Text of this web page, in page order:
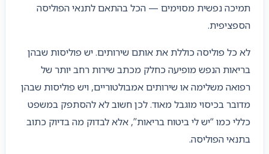
תמיכה נפשית מסוימים — הכל בהתאם לתנאי הפוליסה
הספציפית.
לא כל פוליסה כוללת את אותם שירותים. יש פוליסות שבהן
בריאות הנפש מופיעה כחלק מכתב שירות רחב יותר של
רפואה משלימה או שירותים אמבולטוריים, ויש פוליסות שבהן
מדובר בכיסוי מוגבל מאוד. לכן חשוב לא להסתפק במשפט
כללי כמו “יש לי ביטוח בריאות”, אלא לבדוק מה בדיוק כתוב
בתנאי הפוליסה.